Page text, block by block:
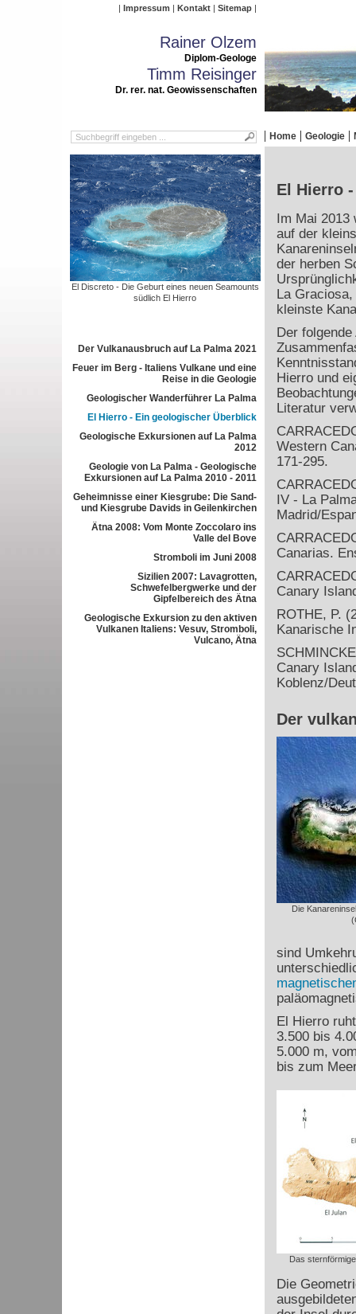
Impressum Kontakt Sitemap
Rainer Olzem
Diplom-Geologe
Timm Reisinger
Dr. rer. nat. Geowissenschaften
Home Geologie
El Discreto - Die Geburt eines neuen Seamounts
südlich El Hierro
Der Vulkanausbruch auf La Palma 2021
Feuer im Berg - Italiens Vulkane und eine
Reise in die Geologie
Geologischer Wanderführer La Palma
El Hierro - Ein geologischer Überblick
Geologische Exkursionen auf La Palma
2012
Geologie von La Palma - Geologische
Exkursionen auf La Palma 2010 - 2011
Geheimnisse einer Kiesgrube: Die Sand-
und Kiesgrube Davids in Geilenkirchen
Ätna 2008: Vom Monte Zoccolaro ins
Valle del Bove
Stromboli im Juni 2008
Sizilien 2007: Lavagrotten,
Schwefelbergwerke und der
Gipfelbereich des Ätna
Geologische Exkursion zu den aktiven
Vulkanen Italiens: Vesuv, Stromboli,
Vulcano, Ätna
El Hierro
Im Mai 2013
auf der
der herben
La
kleinste
Der
Hierro und
Literatur
Western
171-295.
IV - La
Madrid/
Canarias.
Canary
ROTHE, P.
Kanarische
Canary
Koblenz/
Der
Die
sind
El Hierro
3.500 bis
5.000 m,
bis zum
Das
Die